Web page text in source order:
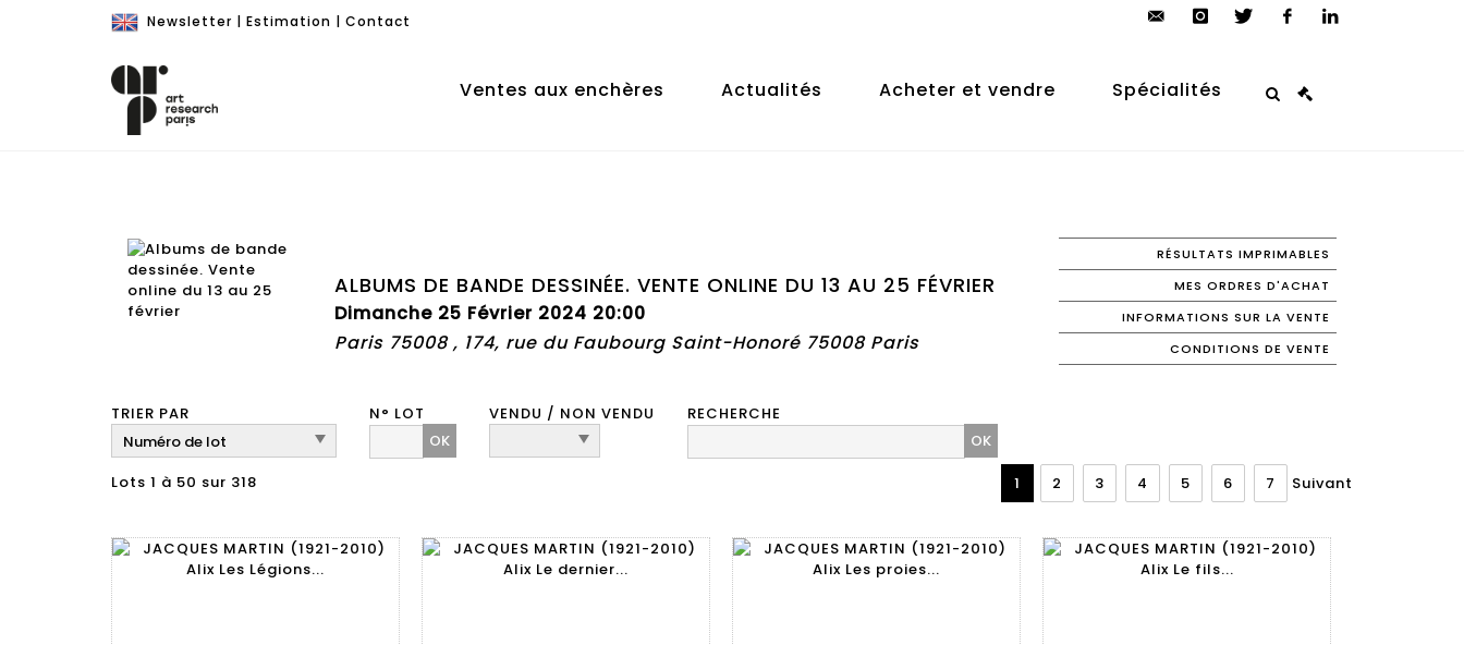
Newsletter | Estimation | Contact
auction.com
Ventes aux enchères Actualités Acheter et vendre Spécialités
ALBUMS DE BANDE DESSINÉE. VENTE ONLINE DU 13 AU 25 FÉVRIER
Dimanche 25 Février 2024 20:00
Paris 75008 , 174, rue du Faubourg Saint-Honoré 75008 Paris
RÉSULTATS IMPRIMABLES
MES ORDRES D'ACHAT
INFORMATIONS SUR LA VENTE
CONDITIONS DE VENTE
TRIER PAR
N° LOT
OK
VENDU / NON VENDU RECHERCHE
Lots 1 à 50 sur 318 1 2 3 4 5 6 7 Suivant